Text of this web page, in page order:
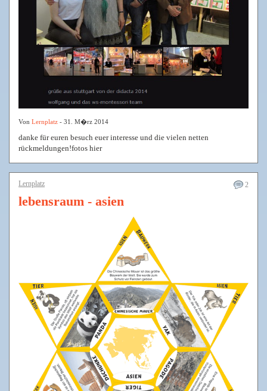
Von Lernplatz - 31. M�rz 2014
danke für euren besuch euer interesse und die vielen netten
rückmeldungen!fotos hier
2
Lernplatz
lebensraum - asien